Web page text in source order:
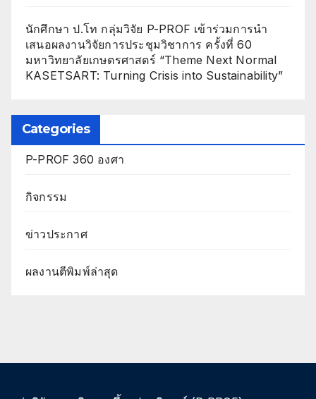
นักศึกษา ป.โท กลุ่มวิจัย P-PROF เข้าร่วมการนำ
เสนอผลงานวิจัยการประชุมวิชาการ ครั้งที่ 60
มหาวิทยาลัยเกษตรศาสตร์ “Theme Next Normal
KASETSART: Turning Crisis into Sustainability”
Categories
P-PROF 360 องศา
กิจกรรม
ข่าวประกาศ
ผลงานตีพิมพ์ล่าสุด